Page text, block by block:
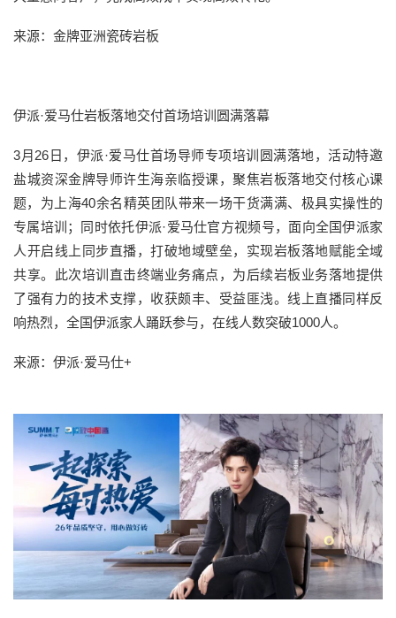
来源：金牌亚洲瓷砖岩板
伊派·爱马仕岩板落地交付首场培训圆满落幕
3月26日，伊派·爱马仕首场导师专项培训圆满落地，活动特邀
盐城资深金牌导师许生海亲临授课，聚焦岩板落地交付核心课
题，为上海40余名精英团队带来一场干货满满、极具实操性的
专属培训；同时依托伊派·爱马仕官方视频号，面向全国伊派家
人开启线上同步直播，打破地域壁垒，实现岩板落地赋能全域
共享。此次培训直击终端业务痛点，为后续岩板业务落地提供
了强有力的技术支撑，收获颇丰、受益匪浅。线上直播同样反
响热烈，全国伊派家人踊跃参与，在线人数突破1000人。
来源：伊派·爱马仕+